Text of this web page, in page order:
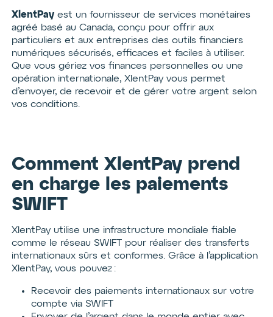
XlentPay est un fournisseur de services monétaires
agréé basé au Canada, conçu pour offrir aux
particuliers et aux entreprises des outils financiers
numériques sécurisés, efficaces et faciles à utiliser.
Que vous gériez vos finances personnelles ou une
opération internationale, XlentPay vous permet
d’envoyer, de recevoir et de gérer votre argent selon
vos conditions.
Comment XlentPay prend
en charge les paiements
SWIFT
XlentPay utilise une infrastructure mondiale fiable
comme le réseau SWIFT pour réaliser des transferts
internationaux sûrs et conformes. Grâce à l’application
XlentPay, vous pouvez :
Recevoir des paiements internationaux sur votre
compte via SWIFT